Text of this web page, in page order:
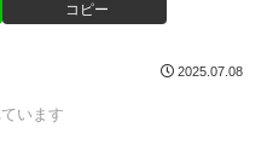
コピー
2025.07.08
います